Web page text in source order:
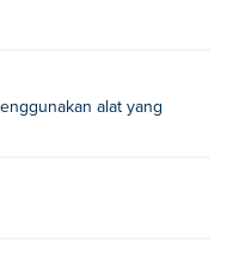
alat yang